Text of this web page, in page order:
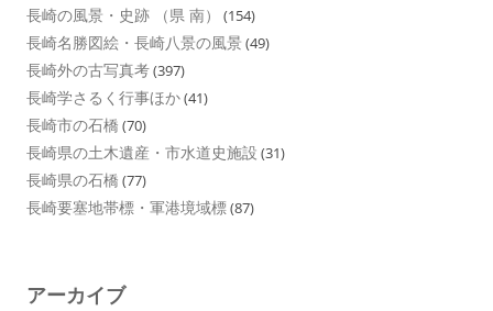
長崎の風景・史跡 （県 南） (154)
長崎名勝図絵・長崎八景の風景 (49)
長崎外の古写真考(397)
長崎学さるく行事ほか(41)
長崎市の石橋 (70)
長崎県の土木遺産・市水道史施設 (31)
長崎県の石橋 (77)
長崎要塞地帯標・軍港境域標(87)
アーカイブ